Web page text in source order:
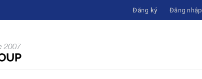
Đăng ký Đăng nhập